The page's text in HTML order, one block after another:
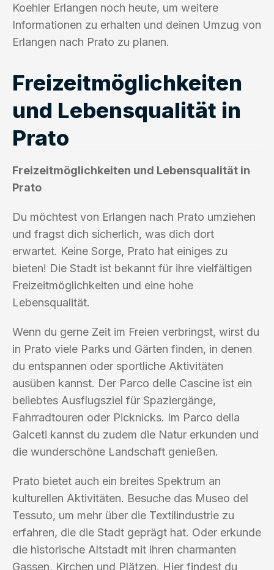
Koehler Erlangen noch heute, um weitere
Informationen zu erhalten und deinen Umzug von
Erlangen nach Prato zu planen.
Freizeitmöglichkeiten
und Lebensqualität in
Prato
Freizeitmöglichkeiten und Lebensqualität in
Prato
Du möchtest von Erlangen nach Prato umziehen
und fragst dich sicherlich, was dich dort
erwartet. Keine Sorge, Prato hat einiges zu
bieten! Die Stadt ist bekannt für ihre vielfältigen
Freizeitmöglichkeiten und eine hohe
Lebensqualität.
Wenn du gerne Zeit im Freien verbringst, wirst du
in Prato viele Parks und Gärten finden, in denen
du entspannen oder sportliche Aktivitäten
ausüben kannst. Der Parco delle Cascine ist ein
beliebtes Ausflugsziel für Spaziergänge,
Fahrradtouren oder Picknicks. Im Parco della
Galceti kannst du zudem die Natur erkunden und
die wunderschöne Landschaft genießen.
Prato bietet auch ein breites Spektrum an
kulturellen Aktivitäten. Besuche das Museo del
Tessuto, um mehr über die Textilindustrie zu
erfahren, die die Stadt geprägt hat. Oder erkunde
die historische Altstadt mit ihren charmanten
Gassen, Kirchen und Plätzen. Hier findest du